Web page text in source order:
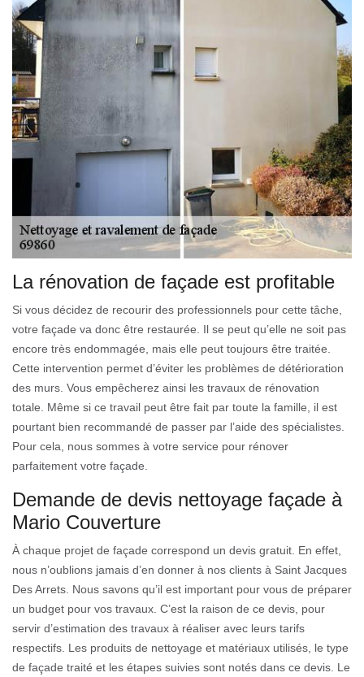
La rénovation de façade est profitable
Si vous décidez de recourir des professionnels pour cette tâche,
votre façade va donc être restaurée. Il se peut qu’elle ne soit pas
encore très endommagée, mais elle peut toujours être traitée.
Cette intervention permet d’éviter les problèmes de détérioration
des murs. Vous empêcherez ainsi les travaux de rénovation
totale. Même si ce travail peut être fait par toute la famille, il est
pourtant bien recommandé de passer par l’aide des spécialistes.
Pour cela, nous sommes à votre service pour rénover
parfaitement votre façade.
Demande de devis nettoyage façade à
Mario Couverture
À chaque projet de façade correspond un devis gratuit. En effet,
nous n’oublions jamais d’en donner à nos clients à Saint Jacques
Des Arrets. Nous savons qu’il est important pour vous de préparer
un budget pour vos travaux. C’est la raison de ce devis, pour
servir d’estimation des travaux à réaliser avec leurs tarifs
respectifs. Les produits de nettoyage et matériaux utilisés, le type
de façade traité et les étapes suivies sont notés dans ce devis. Le